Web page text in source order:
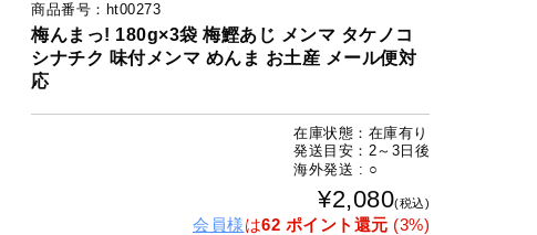
商品番号：ht00273
梅んまっ! 180g×3袋 梅鰹あじ メンマ タケノコ
シナチク 味付メンマ めんま お土産 メール便対
応
在庫状態：在庫有り
発送目安：2～3日後
海外発送 : ○
¥2,080(税込)
会員様は62 ポイント還元 (3%)